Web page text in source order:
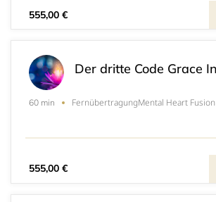
555,00 €
Der dritte Code Grace
60 min FernübertragungMental Heart Fusion
555,00 €